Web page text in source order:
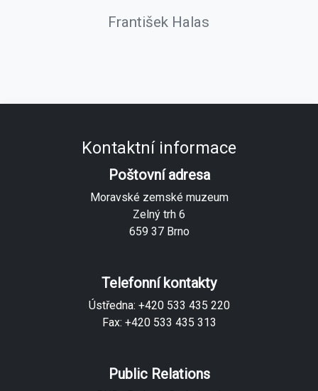
František Halas
Kontaktní informace
Poštovní adresa
Moravské zemské muzeum
Zelný trh 6
659 37 Brno
Telefonní kontakty
Ústředna: +420 533 435 220
Fax: +420 533 435 313
Public Relations